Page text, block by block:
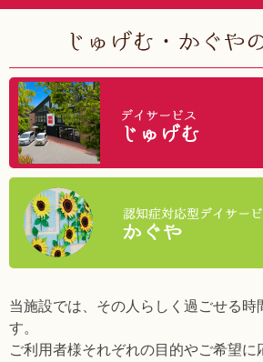
当施設では、その人らしく過ごせる時
す。
ご利用者様それぞれの目的やご希望に